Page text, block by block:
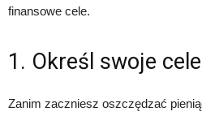
finansowe cele.
1. Określ swoje
Zanim zaczniesz oszczędzać